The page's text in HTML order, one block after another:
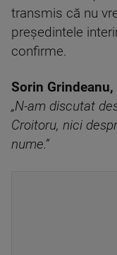
transmis că nu
președintele
confirme.
Sorin
„N-am discutat
Croitoru, nici
nume.”